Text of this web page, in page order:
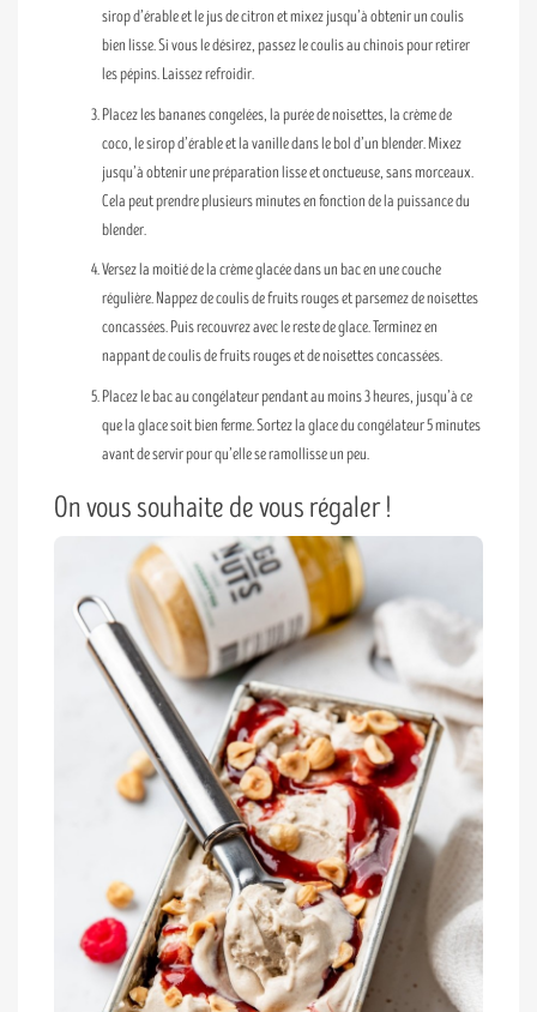
sirop d’érable et le jus de citron et mixez jusqu’à obtenir un coulis
bien lisse. Si vous le désirez, passez le coulis au chinois pour retirer
les pépins. Laissez refroidir.
Placez les bananes congelées, la purée de noisettes, la crème de
coco, le sirop d’érable et la vanille dans le bol d’un blender. Mixez
jusqu’à obtenir une préparation lisse et onctueuse, sans morceaux.
Cela peut prendre plusieurs minutes en fonction de la puissance du
blender.
Versez la moitié de la crème glacée dans un bac en une couche
régulière. Nappez de coulis de fruits rouges et parsemez de noisettes
concassées. Puis recouvrez avec le reste de glace. Terminez en
nappant de coulis de fruits rouges et de noisettes concassées.
Placez le bac au congélateur pendant au moins 3 heures, jusqu’à ce
que la glace soit bien ferme. Sortez la glace du congélateur 5 minutes
avant de servir pour qu’elle se ramollisse un peu.
On vous souhaite de vous régaler !